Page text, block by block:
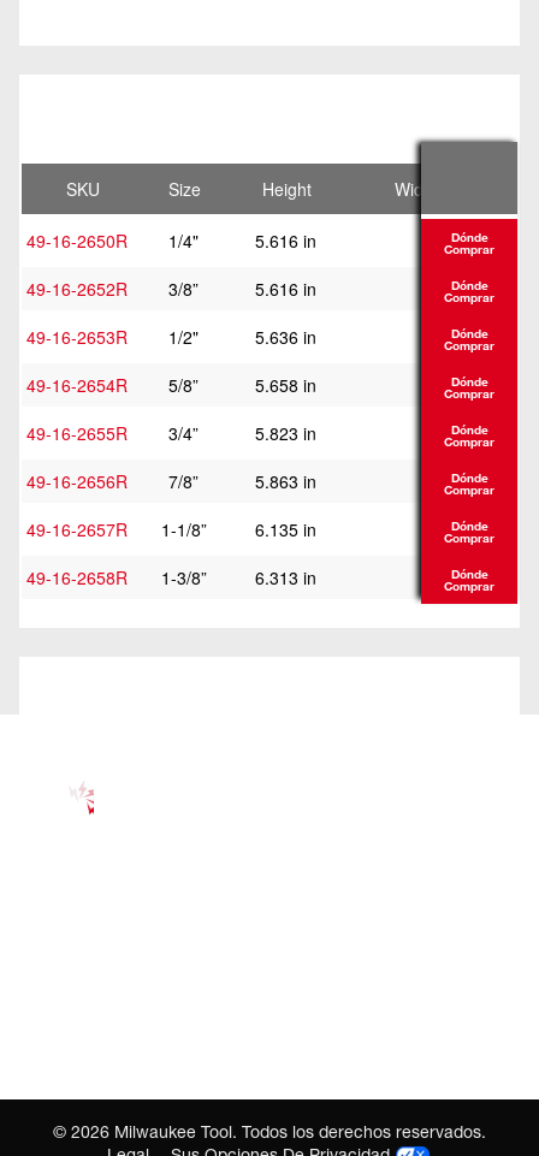
SKU Size Height Width
49-16-2650R 1/4" 5.616 in
4.388 in
49-16-2652R
3/8” 5.616 in
4.386 in
49-16-2653R
1/2" 5.636 in
4.391 in
49-16-2654R
5/8” 5.658 in
4.378 in
49-16-2655R
3/4” 5.823 in
4.38 in
49-16-2656R
7/8” 5.863 in
4.376 in
49-16-2657R
1-1/8” 6.135 in
4.376 in
49-16-2658R
1-3/8” 6.313 in 4.849 in
Dónde
Comprar
Dónde
Comprar
Dónde
Comprar
Dónde
Comprar
Dónde
Comprar
Dónde
Comprar
Dónde
Comprar
Dónde
Comprar
© 2026 Milwaukee Tool. Todos los derechos reservados.